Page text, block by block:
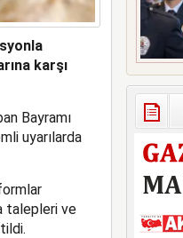
karşı
Bayramı
uyarılarda
talepleri ve